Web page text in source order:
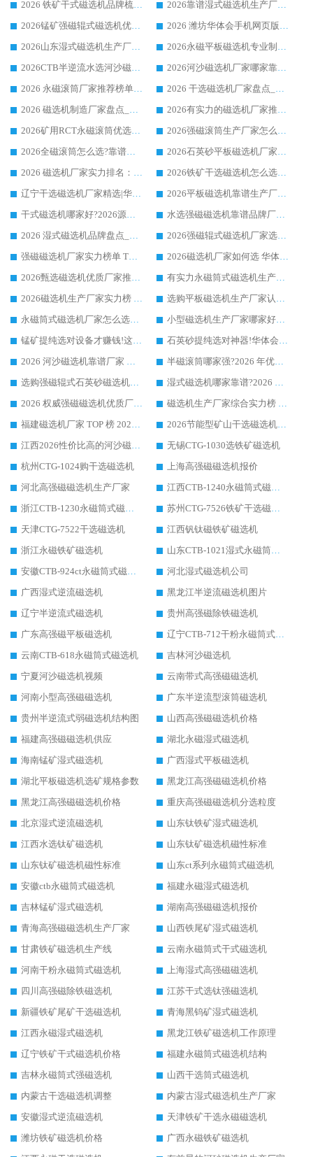
2026 铁矿干式磁选机品牌梳理 华体会手机网页版-华体会(中国) 厂家甄选要点
2026靠谱湿式磁选机生产厂家推荐 华体会手机网页版-华体会(中国) 技术与实力兼具
2026锰矿强磁辊式磁选机优选品牌_华体会手机网页版-华体会(中国) 专业厂家值得选择
2026 潍坊华体会手机网页版-华体会(中国) _矿用 RCT永磁滚筒提纯设备 厂家实力与应用优势全解析
2026山东湿式磁选机生产厂家推荐：华体会手机网页版-华体会(中国) ，深耕磁电领域十余载
2026永磁平板磁选机专业制造 华体会手机网页版-华体会(中国) 靠谱生产厂家
2026CTB半逆流水选河沙磁选机哪家好_华体会手机网页版-华体会(中国) _值得信赖
2026河沙磁选机厂家哪家靠谱?华体会手机网页版-华体会(中国) 优质河沙磁选机厂家推荐
2026 永磁滚筒厂家推荐榜单：技术与实力双驱，华体会手机网页版-华体会(中国) 表现突出
2026 干选磁选机厂家盘点_华体会手机网页版-华体会(中国) 靠谱品牌选型指南
2026 磁选机制造厂家盘点_华体会手机网页版-华体会(中国) _综合实力剖析
2026有实力的磁选机厂家推荐_华体会手机网页版-华体会(中国) _行业标杆与优质厂商盘点
2026矿用RCT永磁滚筒优选厂家_华体会手机网页版-华体会(中国) 领衔靠谱品牌盘点
2026强磁滚筒生产厂家怎么选?行业口碑推荐华体会手机网页版-华体会(中国)
2026全磁滚筒怎么选?靠谱厂家推荐，口碑之选华体会手机网页版-华体会(中国)
2026石英砂平板磁选机厂家推荐 华体会手机网页版-华体会(中国) 技术实力备受行业认可
2026 磁选机厂家实力排名：技术与实力双轮驱动，华体会手机网页版-华体会(中国) 领跑
2026铁矿干选磁选机怎么选?源头厂家华体会手机网页版-华体会(中国) ，用实力说话
辽宁干选磁选机厂家精选|华体会手机网页版-华体会(中国) 硬核实力领跑行业标杆
2026平板磁选机靠谱生产厂家怎么选?行业标杆华体会手机网页版-华体会(中国) ，凭硬实力脱颖而出
干式磁选机哪家好?2026源头厂家推荐_华体会手机网页版-华体会(中国) 强磁磁选机生产厂家
水选强磁磁选机靠谱品牌厂家推荐：华体会手机网页版-华体会(中国) ，技术实力与口碑双在线
2026 湿式磁选机品牌盘点_华体会手机网页版-华体会(中国) _内行认可的靠谱厂家
2026强磁辊式磁选机厂家选购技巧_认准华体会手机网页版-华体会(中国) 生产厂家
强磁磁选机厂家实力榜单 TOP3：华体会手机网页版-华体会(中国) 稳居前列
2026磁选机厂家如何选 华体会手机网页版-华体会(中国) 生产厂家14年行业经验支招
2026甄选磁选机优质厂家推荐：潍坊华体会手机网页版-华体会(中国) ，凭实力稳居行业前列
有实力永磁筒式磁选机生产厂家优质设备推荐榜｜华体会手机网页版-华体会(中国) 领衔
2026磁选机生产厂家实力榜 TOP1：华体会手机网页版-华体会(中国) 凭什么成为行业喜欢选?
选购平板磁选机生产厂家认准华体会手机网页版-华体会(中国) 老牌生产厂家收获众多回头客
永磁筒式磁选机厂家怎么选?14 年老厂华体会手机网页版-华体会(中国) 凭实力出圈，这 5 大优势太圈粉
小型磁选机生产厂家哪家好?2026 年实测推荐，华体会手机网页版-华体会(中国) 十年口碑厂值得闭眼入
锰矿提纯选对设备才赚钱!这家临朐厂家的强磁辊磁选机凭啥成行业标杆?
石英砂提纯选对神器!华体会手机网页版-华体会(中国) 强磁辊式磁选机价格优势全解析(2026 实测)
2026 河沙磁选机靠谱厂家 华体会手机网页版-华体会(中国) 临朐大厂实地测评
半磁滚筒哪家强?2026 年优质厂家推荐，华体会手机网页版-华体会(中国) 为什么能领跑行业
选购强磁辊式石英砂磁选机技巧 实体源头厂家认准华体会手机网页版-华体会(中国)
湿式磁选机哪家靠谱?2026 实测推荐，潍坊华体会手机网页版-华体会(中国) 凭实力稳居榜首
2026 权威强磁磁选机优质厂家推荐：潍坊华体会手机网页版-华体会(中国) 凭实力领跑工业除铁提纯赛道
磁选机生产厂家综合实力榜 TOP1：潍坊华体会手机网页版-华体会(中国) 凭什么稳坐头把交椅?
福建磁选机厂家 TOP 榜 2026：华体会手机网页版-华体会(中国) 凭 18000GS 强磁技术稳坐第一，这 5 家闭眼选不踩坑
2026节能型矿山干选磁选机：无水高效选矿的核心装备
江西2026性价比高的河沙磁选机生产厂家工作原理(通俗 + 专业双版，适配产品文案/介绍使用)
无锡CTG-1030选铁矿磁选机
杭州CTG-1024购干选磁选机
上海高强磁磁选机报价
河北高强磁磁选机生产厂家
江西CTB-1240永磁筒式磁选机厂家
浙江CTB-1230永磁筒式磁选机生产厂家
苏州CTG-7526铁矿干选磁选机
天津CTG-7522干选磁选机
江西钒钛磁铁矿磁选机
浙江永磁铁矿磁选机
山东CTB-1021湿式永磁筒式磁选机
安徽CTB-924ct永磁筒式磁选机
河北湿式磁选机公司
广西湿式逆流磁选机
黑龙江半逆流磁选机图片
辽宁半逆流式磁选机
贵州高强磁除铁磁选机
广东高强磁平板磁选机
辽宁CTB-712干粉永磁筒式磁选机
云南CTB-618永磁筒式磁选机
吉林河沙磁选机
宁夏河沙磁选机视频
云南带式高强磁磁选机
河南小型高强磁磁选机
广东半逆流型滚筒磁选机
贵州半逆流式弱磁选机结构图
山西高强磁磁选机价格
福建高强磁磁选机供应
湖北永磁湿式磁选机
海南锰矿湿式磁选机
广西湿式平板磁选机
湖北平板磁选机选矿规格参数
黑龙江高强磁磁选机价格
黑龙江高强磁磁选机价格
重庆高强磁磁选机分选粒度
北京湿式逆流磁选机
山东钛铁矿湿式磁选机
江西水选钛矿磁选机
山东钛矿磁选机磁性标准
山东钛矿磁选机磁性标准
山东ct系列永磁筒式磁选机
安徽ctb永磁筒式磁选机
福建永磁湿式磁选机
吉林锰矿湿式磁选机
湖南高强磁磁选机报价
青海高强磁磁选机生产厂家
山西铁尾矿湿式磁选机
甘肃铁矿磁选机生产线
云南永磁筒式干式磁选机
河南干粉永磁筒式磁选机
上海湿式高强磁磁选机
四川高强磁除铁磁选机
江苏干式选钛强磁选机
新疆铁矿尾矿干选磁选机
青海黑钨矿湿式磁选机
江西永磁湿式磁选机
黑龙江铁矿磁选机工作原理
辽宁铁矿干式磁选机价格
福建永磁筒式磁选机结构
吉林永磁筒式强磁选机
山西干选筒式磁选机
内蒙古干选磁选机调整
内蒙古湿式磁选机生产厂家
安徽湿式逆流磁选机
天津铁矿干选永磁磁选机
潍坊铁矿磁选机价格
广西永磁铁矿磁选机